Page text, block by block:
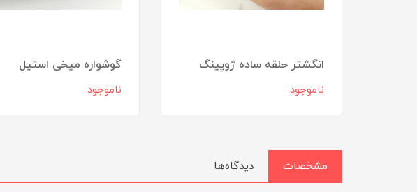
انگشتر حلقه ساده ژوپینگ
ناموجود
گوشواره میخی استیل
ناموجود
مشخصات دیدگاه‌ها